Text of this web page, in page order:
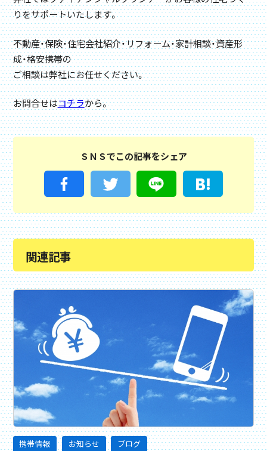
りをサポートいたします。
不動産・保険・住宅会社紹介・リフォーム・家計相談・資産形
成・格安携帯の
ご相談は弊社にお任せください。
お問合せはコチラから。
ＳＮＳでこの記事をシェア
関連記事
携帯情報 お知らせ ブログ